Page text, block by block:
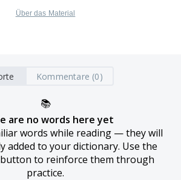
Über das Material
Kommentare (0)
📚
are no words here yet
words while reading — they will
added to your dictionary. Use the
button to reinforce them through
practice.